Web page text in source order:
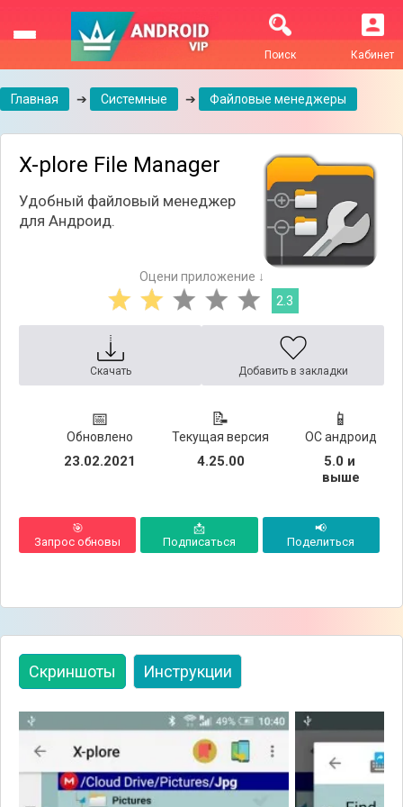
Кабинет
Поиск
Главная ➔ Системные ➔ Файловые менеджеры
X-plore File Manager
Удобный файловый менеджер
для Андроид.
Оцени приложение ↓
2.3
Скачать Добавить в закладки
📅
Обновлено
23.02.2021
📝
Текущая версия
4.25.00
📱
ОС андроид
5.0 и
выше
🎯
Запрос обновы
📩
Подписаться
📢
Поделиться
Скриншоты Инструкции